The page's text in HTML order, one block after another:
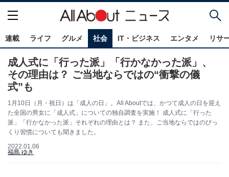
連載 ライフ グルメ 社会 IT・ビジネス エンタメ リサ
成人式に「行った派」「行かなかった派」、
その理由は？ ご当地ならではの“衝撃の儀
式”も
1月10日（月・祝日）は「成人の日」。All Aboutでは、かつて成人の日を迎え
た全国の男女に「成人式」についての独自調査を実施！ 成人式に「行った
派」「行かなかった派」それぞれの理由とは？ また、ご当地ならではのびっ
くり習慣についても聞きました。
2022.01.06
福島 ゆき